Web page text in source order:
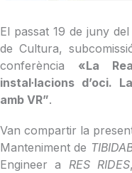
El passat 19 de juny
de Cultura,
conferència «La
instal·lacions d’oci.
amb VR”.
Van compartir la
Manteniment de
Engineer a RES RIDES